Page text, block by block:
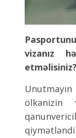
vizanız
etməlisiniz?